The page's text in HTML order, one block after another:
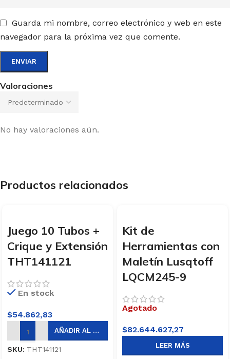
Valoraciones
No hay valoraciones aún.
Guarda mi nombre, correo electrónico y web en este
navegador para la próxima vez que comente.
Productos relacionados
Juego 10 Tubos +
Crique y Extensión
THT141121
En stock
$54.862,83
AÑADIR AL CARRITO
SKU: THT141121
Kit de
Herramientas con
Maletín Lusqtoff
LQCM245-9
Agotado
$82.644.627,27
LEER MÁS